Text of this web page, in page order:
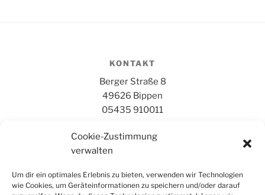
Cookie-Zustimmung
verwalten
Um dir ein optimales Erlebnis zu bieten, verwenden wir Technologien
wie Cookies, um Geräteinformationen zu speichern und/oder darauf
KONTAKT
Berger Straße 8
49626 Bippen
05435 910011
BÜROZEITEN